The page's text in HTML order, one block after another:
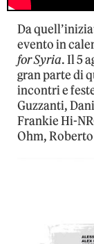
Da
evento in
for Syria. Il 5
gran parte di
incontri e
Guzzanti,
Frankie Hi-
Ohm,